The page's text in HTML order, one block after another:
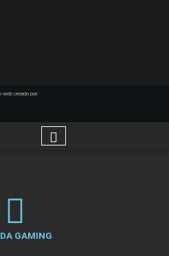
web creado por:
GAMING